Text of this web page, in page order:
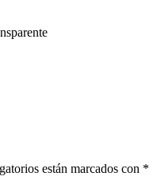
están marcados con *